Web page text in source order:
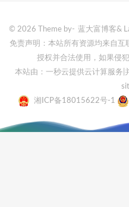
© 2026 Theme by- 蓝大富博客&
免责声明：本站所有资源均来自
授权并合法使用，如果侵
本站由：一秒云提供云计算服务 |
湘ICP备18015622号-1